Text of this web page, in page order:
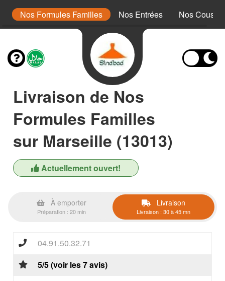
Nos Formules Familles Nos Entrées Nos
Livraison de Nos
Formules Familles
sur Marseille (13013)
Actuellement ouvert!
À emporter
Préparation : 20 min
Livraison
Livraison : 30 à 45 mn
04.91.50.32.71
5/5 (voir les 7 avis)